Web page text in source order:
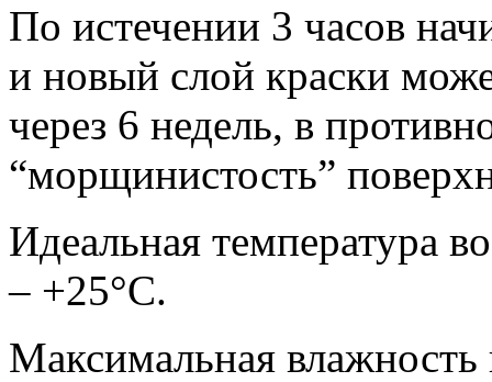
По истечении 3 часов
и новый слой краски
через 6 недель, в
“морщинистость”
Идеальная температура
– +25°С.
Максимальная влажность